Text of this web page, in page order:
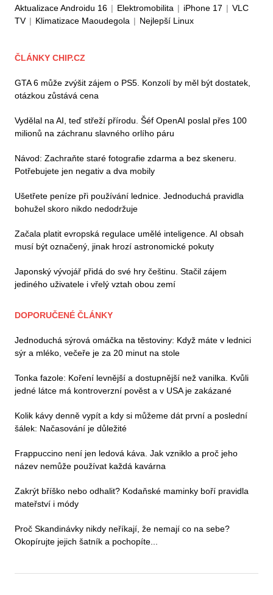
Aktualizace Androidu 16 | Elektromobilita | iPhone 17 | VLC
TV | Klimatizace Maoudegola | Nejlepší Linux
ČLÁNKY CHIP.CZ
GTA 6 může zvýšit zájem o PS5. Konzolí by měl být dostatek,
otázkou zůstává cena
Vydělal na AI, teď střeží přírodu. Šéf OpenAI poslal přes 100
milionů na záchranu slavného orlího páru
Návod: Zachraňte staré fotografie zdarma a bez skeneru.
Potřebujete jen negativ a dva mobily
Ušetřete peníze při používání lednice. Jednoduchá pravidla
bohužel skoro nikdo nedodržuje
Začala platit evropská regulace umělé inteligence. AI obsah
musí být označený, jinak hrozí astronomické pokuty
Japonský vývojář přidá do své hry češtinu. Stačil zájem
jediného uživatele i vřelý vztah obou zemí
DOPORUČENÉ ČLÁNKY
Jednoduchá sýrová omáčka na těstoviny: Když máte v lednici
sýr a mléko, večeře je za 20 minut na stole
Tonka fazole: Koření levnější a dostupnější než vanilka. Kvůli
jedné látce má kontroverzní pověst a v USA je zakázané
Kolik kávy denně vypít a kdy si můžeme dát první a poslední
šálek: Načasování je důležité
Frappuccino není jen ledová káva. Jak vzniklo a proč jeho
název nemůže používat každá kavárna
Zakrýt bříško nebo odhalit? Kodaňské maminky boří pravidla
mateřství i módy
Proč Skandinávky nikdy neříkají, že nemají co na sebe?
Okopírujte jejich šatník a pochopíte...